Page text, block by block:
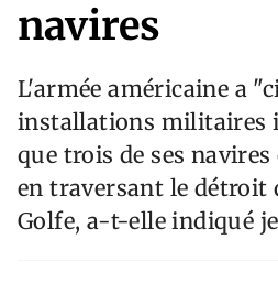
navires
L'armée américaine a
installations militaires
que trois de ses
en traversant le détroit
Golfe, a-t-elle indiqué